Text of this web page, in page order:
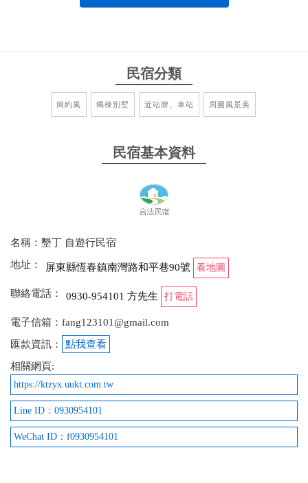
民宿分類
簡約風 獨棟別墅 近站牌、車站 周圍風景美
民宿基本資料
名稱：墾丁 自遊行民宿
地址：
屏東縣恆春鎮南灣路和平巷90號 看地圖
聯絡電話： 0930-954101 方先生 打電話
電子信箱：fang123101@gmail.com
匯款資訊：
點我查看
相關網頁:
https://ktzyx.uukt.com.tw
Line ID：0930954101
WeChat ID：f0930954101